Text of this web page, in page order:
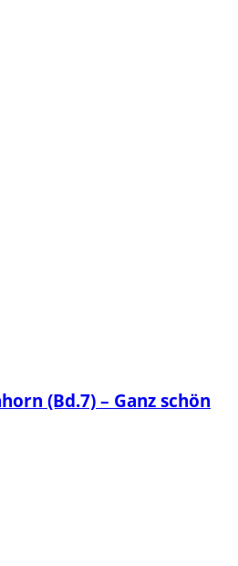
(Bd.7) – Ganz schön